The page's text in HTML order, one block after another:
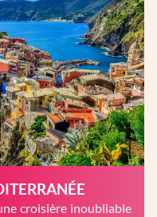
croisière inoubliable